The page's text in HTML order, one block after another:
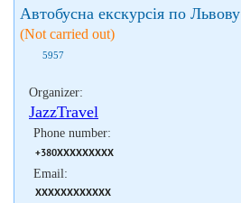
Автобусна екскурсія по Львову
(Not carried out)
5957
Organizer:
JazzTravel
Phone number:
+380XXXXXXXXX
Email:
XXXXXXXXXXXX